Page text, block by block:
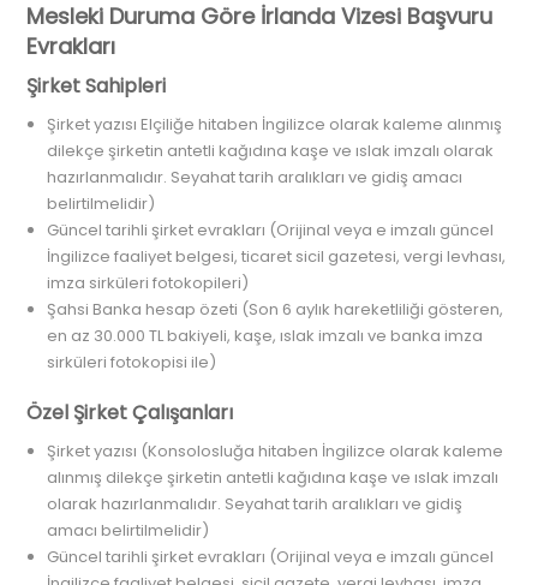
Mesleki Duruma Göre İrlanda Vizesi Başvuru
Evrakları
Şirket Sahipleri
Şirket yazısı Elçiliğe hitaben İngilizce olarak kaleme alınmış
dilekçe şirketin antetli kağıdına kaşe ve ıslak imzalı olarak
hazırlanmalıdır. Seyahat tarih aralıkları ve gidiş amacı
belirtilmelidir)
Güncel tarihli şirket evrakları (Orijinal veya e imzalı güncel
İngilizce faaliyet belgesi, ticaret sicil gazetesi, vergi levhası,
imza sirküleri fotokopileri)
Şahsi Banka hesap özeti (Son 6 aylık hareketliliği gösteren,
en az 30.000 TL bakiyeli, kaşe, ıslak imzalı ve banka imza
sirküleri fotokopisi ile)
Özel Şirket Çalışanları
Şirket yazısı (Konsolosluğa hitaben İngilizce olarak kaleme
alınmış dilekçe şirketin antetli kağıdına kaşe ve ıslak imzalı
olarak hazırlanmalıdır. Seyahat tarih aralıkları ve gidiş
amacı belirtilmelidir)
Güncel tarihli şirket evrakları (Orijinal veya e imzalı güncel